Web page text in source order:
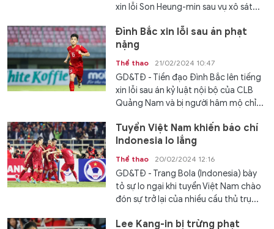
xin lỗi Son Heung-min sau vụ xô sát...
Đình Bắc xin lỗi sau án phạt
nặng
Thể thao 21/02/2024 10:47
GD&TĐ - Tiền đạo Đình Bắc lên tiếng
xin lỗi sau án kỷ luật nội bộ của CLB
Quảng Nam và bị người hâm mộ chỉ...
Tuyển Việt Nam khiến báo chí
Indonesia lo lắng
Thể thao 20/02/2024 12:16
GD&TĐ - Trang Bola (Indonesia) bày
tỏ sự lo ngại khi tuyển Việt Nam chào
đón sự trở lại của nhiều cầu thủ trụ...
Lee Kang-in bị trừng phạt